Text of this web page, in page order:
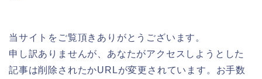
当サイトをご覧頂きありがとうございます。
申し訳ありませんが、あなたがアクセスしようとした
記事は削除されたかURLが変更されています。お手数